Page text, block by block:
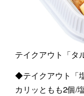
テイクアウト「タ
◆テイクアウト「
カリッともも2個/